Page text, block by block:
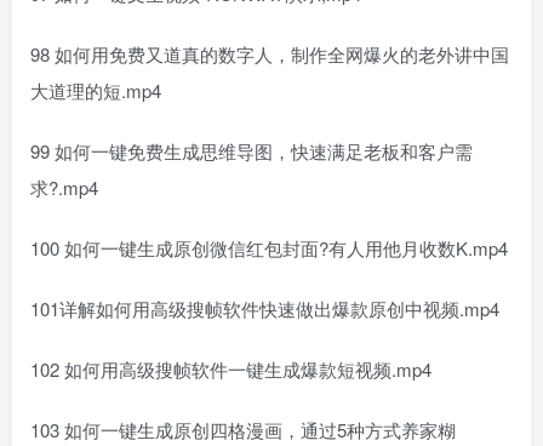
98 如何用免费又道真的数字人，制作全网爆火的老外讲中国
大道理的短.mp4
99 如何一键免费生成思维导图，快速满足老板和客户需
求?.mp4
100 如何一键生成原创微信红包封面?有人用他月收数K.mp4
101详解如何用高级搜帧软件快速做出爆款原创中视频.mp4
102 如何用高级搜帧软件一键生成爆款短视频.mp4
103 如何一键生成原创四格漫画，通过5种方式养家糊